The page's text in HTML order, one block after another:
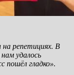
репетициях. В
удалось
пошёл гладко».